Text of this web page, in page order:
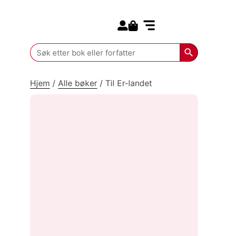
Search
for:
Search
Hjem / Alle bøker / Til Er-landet